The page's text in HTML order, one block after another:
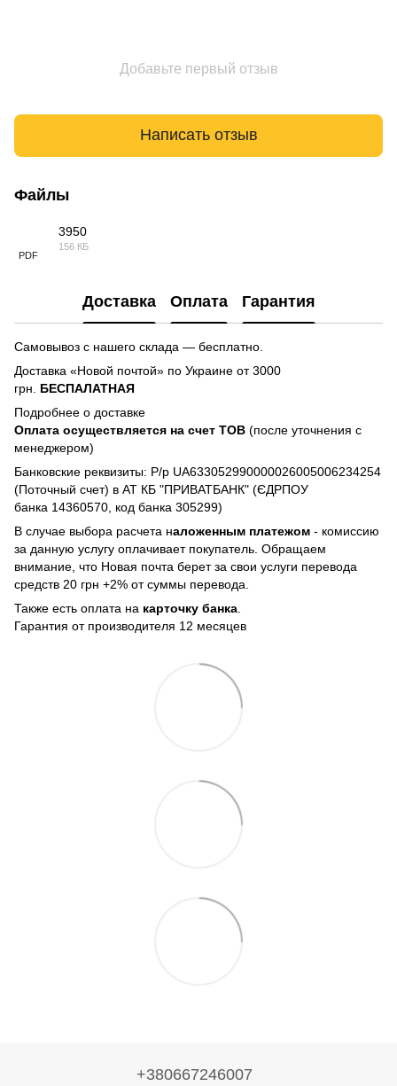
Добавьте первый отзыв
Написать отзыв
Файлы
PDF
3950
156 КБ
Доставка Оплата Гарантия
Самовывоз с нашего склада — бесплатно.
Доставка «Новой почтой» по Украине от 3000
грн. БЕСПАЛАТНАЯ
Подробнее о доставке
Оплата осуществляется на счет TOB (после уточнения с
менеджером)
Банковские реквизиты: Р/р UA633052990000026005006234254
(Поточный счет) в АТ КБ "ПРИВАТБАНК" (ЄДРПОУ
банка 14360570, код банка 305299)
В случае выбора расчета наложенным платежом - комиссию
за данную услугу оплачивает покупатель. Обращаем
внимание, что Новая почта берет за свои услуги перевода
средств 20 грн +2% от суммы перевода.
Также есть оплата на карточку банка
Гарантия от производителя 12 месяцев
+380667246007